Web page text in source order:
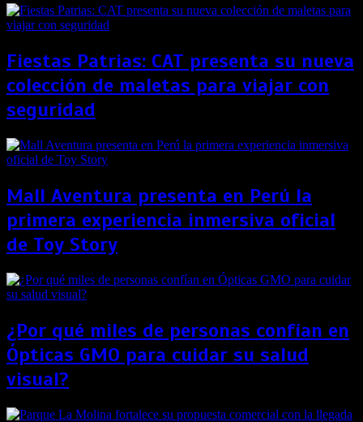
Fiestas Patrias: CAT presenta su nueva
colección de maletas para viajar con
seguridad
Mall Aventura presenta en Perú la
primera experiencia inmersiva oficial
de Toy Story
¿Por qué miles de personas confían en
Ópticas GMO para cuidar su salud
visual?